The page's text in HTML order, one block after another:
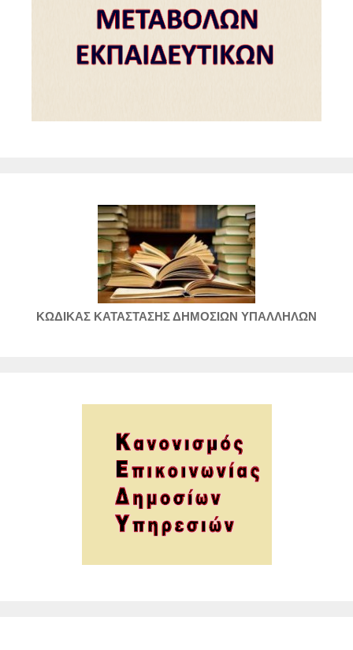
ΚΩΔΙΚΑΣ ΚΑΤΑΣΤΑΣΗΣ ΔΗΜΟΣΙΩΝ ΥΠΑΛΛΗΛΩΝ